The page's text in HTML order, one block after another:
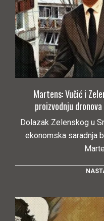
Martens: Vučić i
proizvodnju
Dolazak Zelenskog u
ekonomska saradnja